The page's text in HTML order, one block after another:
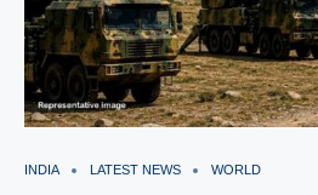
INDIA LATEST NEWS WORLD